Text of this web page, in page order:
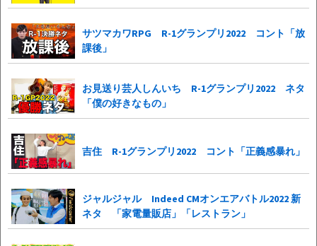
サツマカワRPG R-1グランプリ2022 コント「放
課後」
お見送り芸人しんいち R-1グランプリ2022 ネタ
「僕の好きなもの」
吉住 R-1グランプリ2022 コント「正義感暴れ」
ジャルジャル Indeed CMオンエアバトル2022 新
ネタ 「家電量販店」「レストラン」